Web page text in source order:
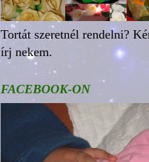
Tortát szeretnél rendelni?
írj nekem.
FACEBOOK-ON